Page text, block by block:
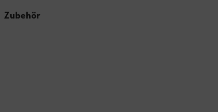
Zubehör